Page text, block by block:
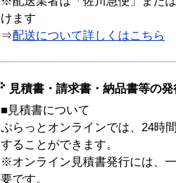
けます
⇒配送について詳しくはこちら
見積書・請求書・納品書等の
■見積書について
ぷらっとオンラインでは、24時
することができます。
※オンライン見積書発行には、
要です。